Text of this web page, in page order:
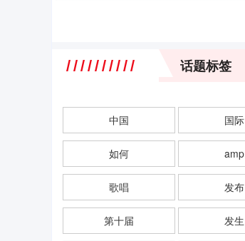
话题标签
中国 国际
如何 amp
歌唱 发布
第十届 发生